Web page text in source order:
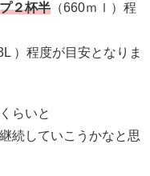
２杯半 （660ｍｌ）程
）程度が目安となりま
らいと
続していこうかなと思